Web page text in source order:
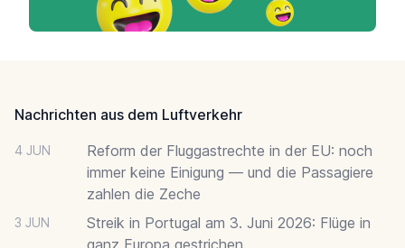
Nachrichten aus dem Luftverkehr
4 JUN
Reform der Fluggastrechte in der EU: noch
immer keine Einigung — und die Passagiere
zahlen die Zeche
3 JUN
Streik in Portugal am 3. Juni 2026: Flüge in
ganz Europa gestrichen